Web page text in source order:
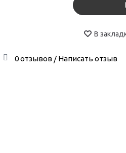
В
0 отзывов/ Написать отзыв